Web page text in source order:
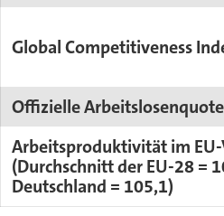
Global Competitiveness
Offizielle
Arbeitsproduktivität im
(Durchschnitt der EU-28 =
Deutschland = 105,1)